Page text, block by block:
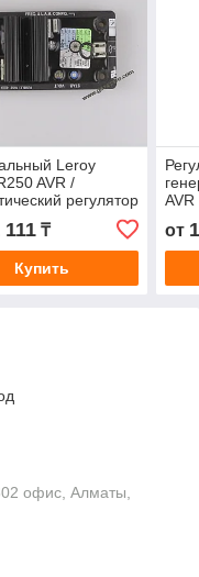
Leroy
AVR /
регулятор
R250
111₸
Купить
от
офис, Алматы,